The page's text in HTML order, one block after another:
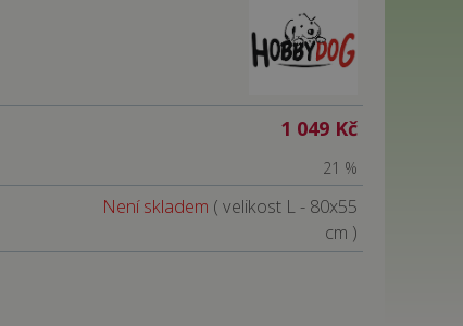
1 049 Kč
21 %
Není skladem ( velikost L - 80x55
cm )